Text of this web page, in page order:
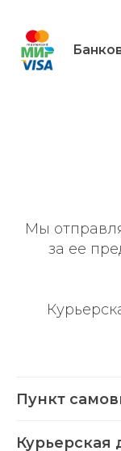
Мы
за ее
Пункт
Курьерская